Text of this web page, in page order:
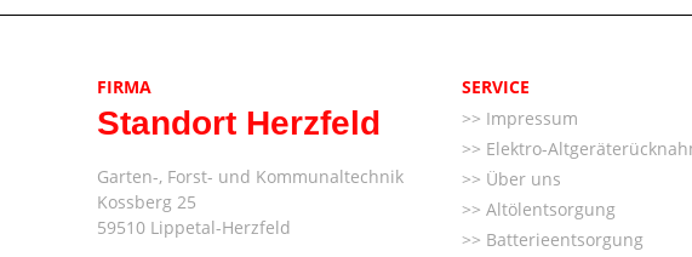
FIRMA
Standort Herzfeld
Garten-, Forst- und Kommunaltechnik
Kossberg 25
59510 Lippetal-Herzfeld
SERVICE
Impressum
Elektro-
Über uns
Altölentsorgung
Batterieentsorgung